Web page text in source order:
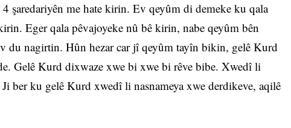
şaredariyên me hate kirin. Ev qeyûm di demeke ku qala
Eger qala pêvajoyeke nû bê kirin, nabe qeyûm bên
du nagirtin. Hûn hezar car jî qeyûm tayîn bikin, gelê Kurd
Gelê Kurd dixwaze xwe bi xwe bi rêve bibe. Xwedî li
ber ku gelê Kurd xwedî li nasnameya xwe derdikeve, aqilê